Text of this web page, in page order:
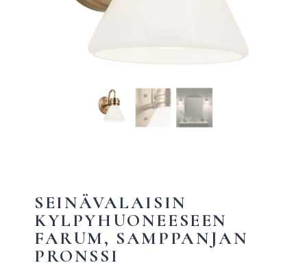
SEINÄVALAISIN
KYLPYHUONEESEEN
FARUM, SAMPPANJAN
PRONSSI